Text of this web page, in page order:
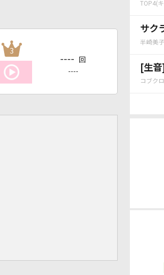
TOP4(
サク
半崎美子
[生
コブクロ
3
---- 回
----